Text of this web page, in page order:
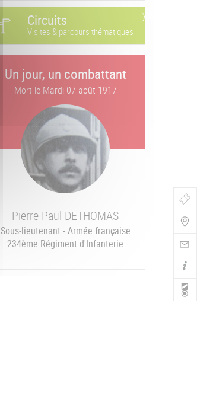
de
Circuits
Visites & parcours thématiques
Un jour, un combattant
Mort le Mardi 07 août 1917
Pierre Paul DETHOMAS
Sous-lieutenant - Armée française
234ème Régiment d'Infanterie